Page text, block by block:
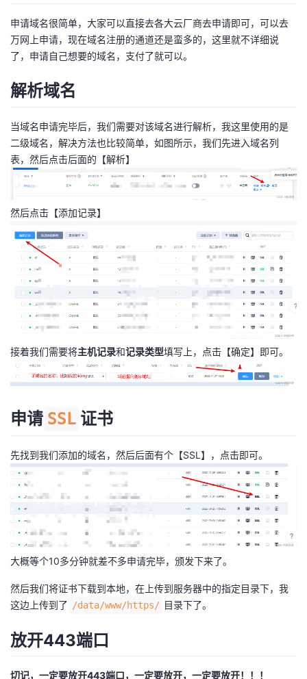
动
关
注
的
开
者
学
堂
我
的
课
程
我
的
认
证
我
的
实
验
我
的
收
我
的
我
支
持
我
的
技
术
支
持
我
的
云
声
建
议
申请域名很简单，大家可以直接去各大云厂商去申请即可，可以去
万网上申请，现在域名注册的通道还是蛮多的，这里就不详细说
了，申请自己想要的域名，支付了就可以。
解析域名
当域名申请完毕后，我们需要对该域名进行解析，我这里使用的是
二级域名，解决方法也比较简单，如图所示，我们先进入域名列
表，然后点击后面的【解析】
然后点击【添加记录】
接着我们需要将主机记录和记录类型填写上，点击【确定】即可。
申请 SSL 证书
先找到我们添加的域名，然后后面有个【SSL】，点击即可。
大概等个10多分钟就差不多申请完毕，颁发下来了。
然后我们将证书下载到本地，在上传到服务器中的指定目录下，我
这边上传到了 /data/www/https/ 目录下了。
放开443端口
切记，一定要放开443端口，一定要放开，一定要放开！！！